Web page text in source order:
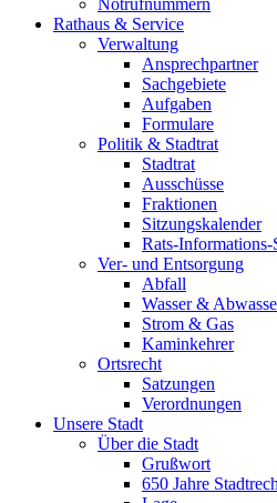
Notrufnummern
Rathaus & Service
Verwaltung
Ansprechpartner
Sachgebiete
Aufgaben
Formulare
Politik & Stadtrat
Stadtrat
Ausschüsse
Fraktionen
Sitzungskalender
Rats-
Ver- und Entsorgung
Abfall
Wasser &
Strom & Gas
Kaminkehrer
Ortsrecht
Satzungen
Verordnungen
Unsere Stadt
Über die Stadt
Grußwort
650 Jahre